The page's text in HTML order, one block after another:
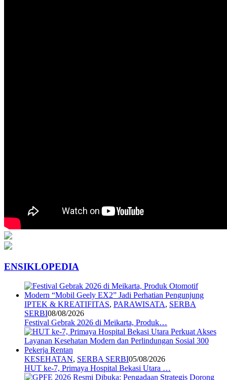
ENSIKLOPEDIA
IPTEK & KREATIFITAS, PARAWISATA, SERBA
SERBI08/08/2026
Festival Gebrak 2026 di Meikarta, Produk…
KESEHATAN, SERBA SERBI05/08/2026
HUT ke-7, Primaya Hospital Bekasi Utara …